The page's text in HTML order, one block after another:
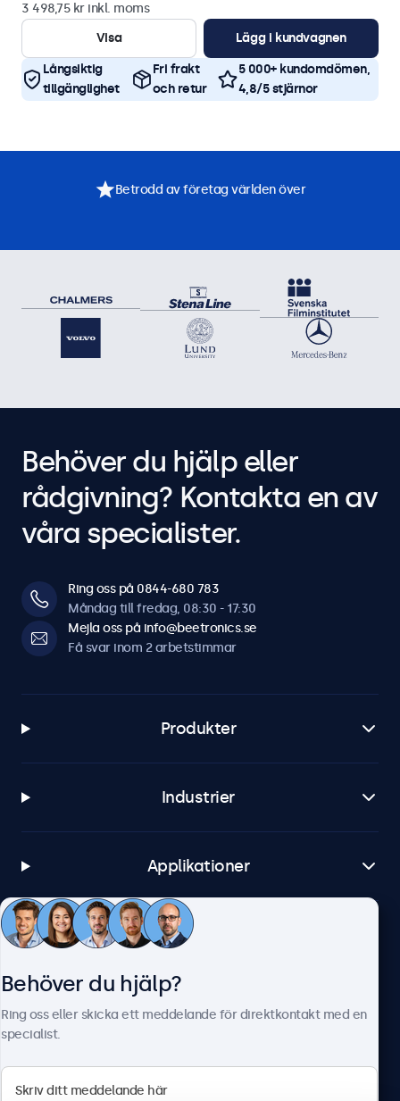
3 498,75 kr inkl. moms
Visa
Lägg i kundvagnen
Långsiktig
tillgänglighet
Fri frakt
och retur
5 000+ kundomdömen,
4,8/5 stjärnor
Betrodd av företag världen över
Behöver du hjälp eller
rådgivning? Kontakta en av
våra specialister.
Ring oss på 0844-680 783
Måndag till fredag, 08:30 - 17:30
Mejla oss på info@beetronics.se
Få svar inom 2 arbetstimmar
Produkter
Industrier
Applikationer
Kundtjänst
Behöver du hjälp?
Ring oss eller skicka ett meddelande för direktkontakt med en
specialist.